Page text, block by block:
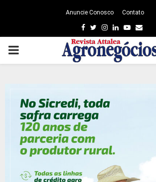
Anuncie Conosco Contato
Facebook
TwitterInstagram
LinkedinYoutube
Email
PRIMARY